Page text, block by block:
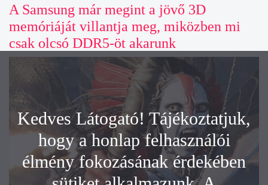
A Samsung már megint a jövő 3D
memóriáját villantja meg, miközben mi
csak olcsó DDR5-öt akarunk
Kedves Látogató! Tájékoztatjuk,
hogy a honlap felhasználói
élmény fokozásának érdekében